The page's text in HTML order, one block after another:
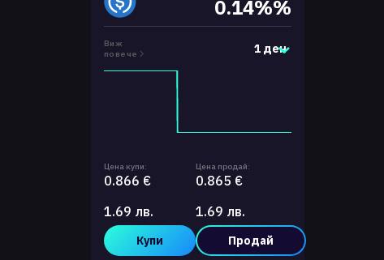
0.14%%
Виж
повече
1 ден
Цена купи:
0.866 €
1.69 лв.
Купи
Цена продай:
0.865 €
1.69 лв.
Продай